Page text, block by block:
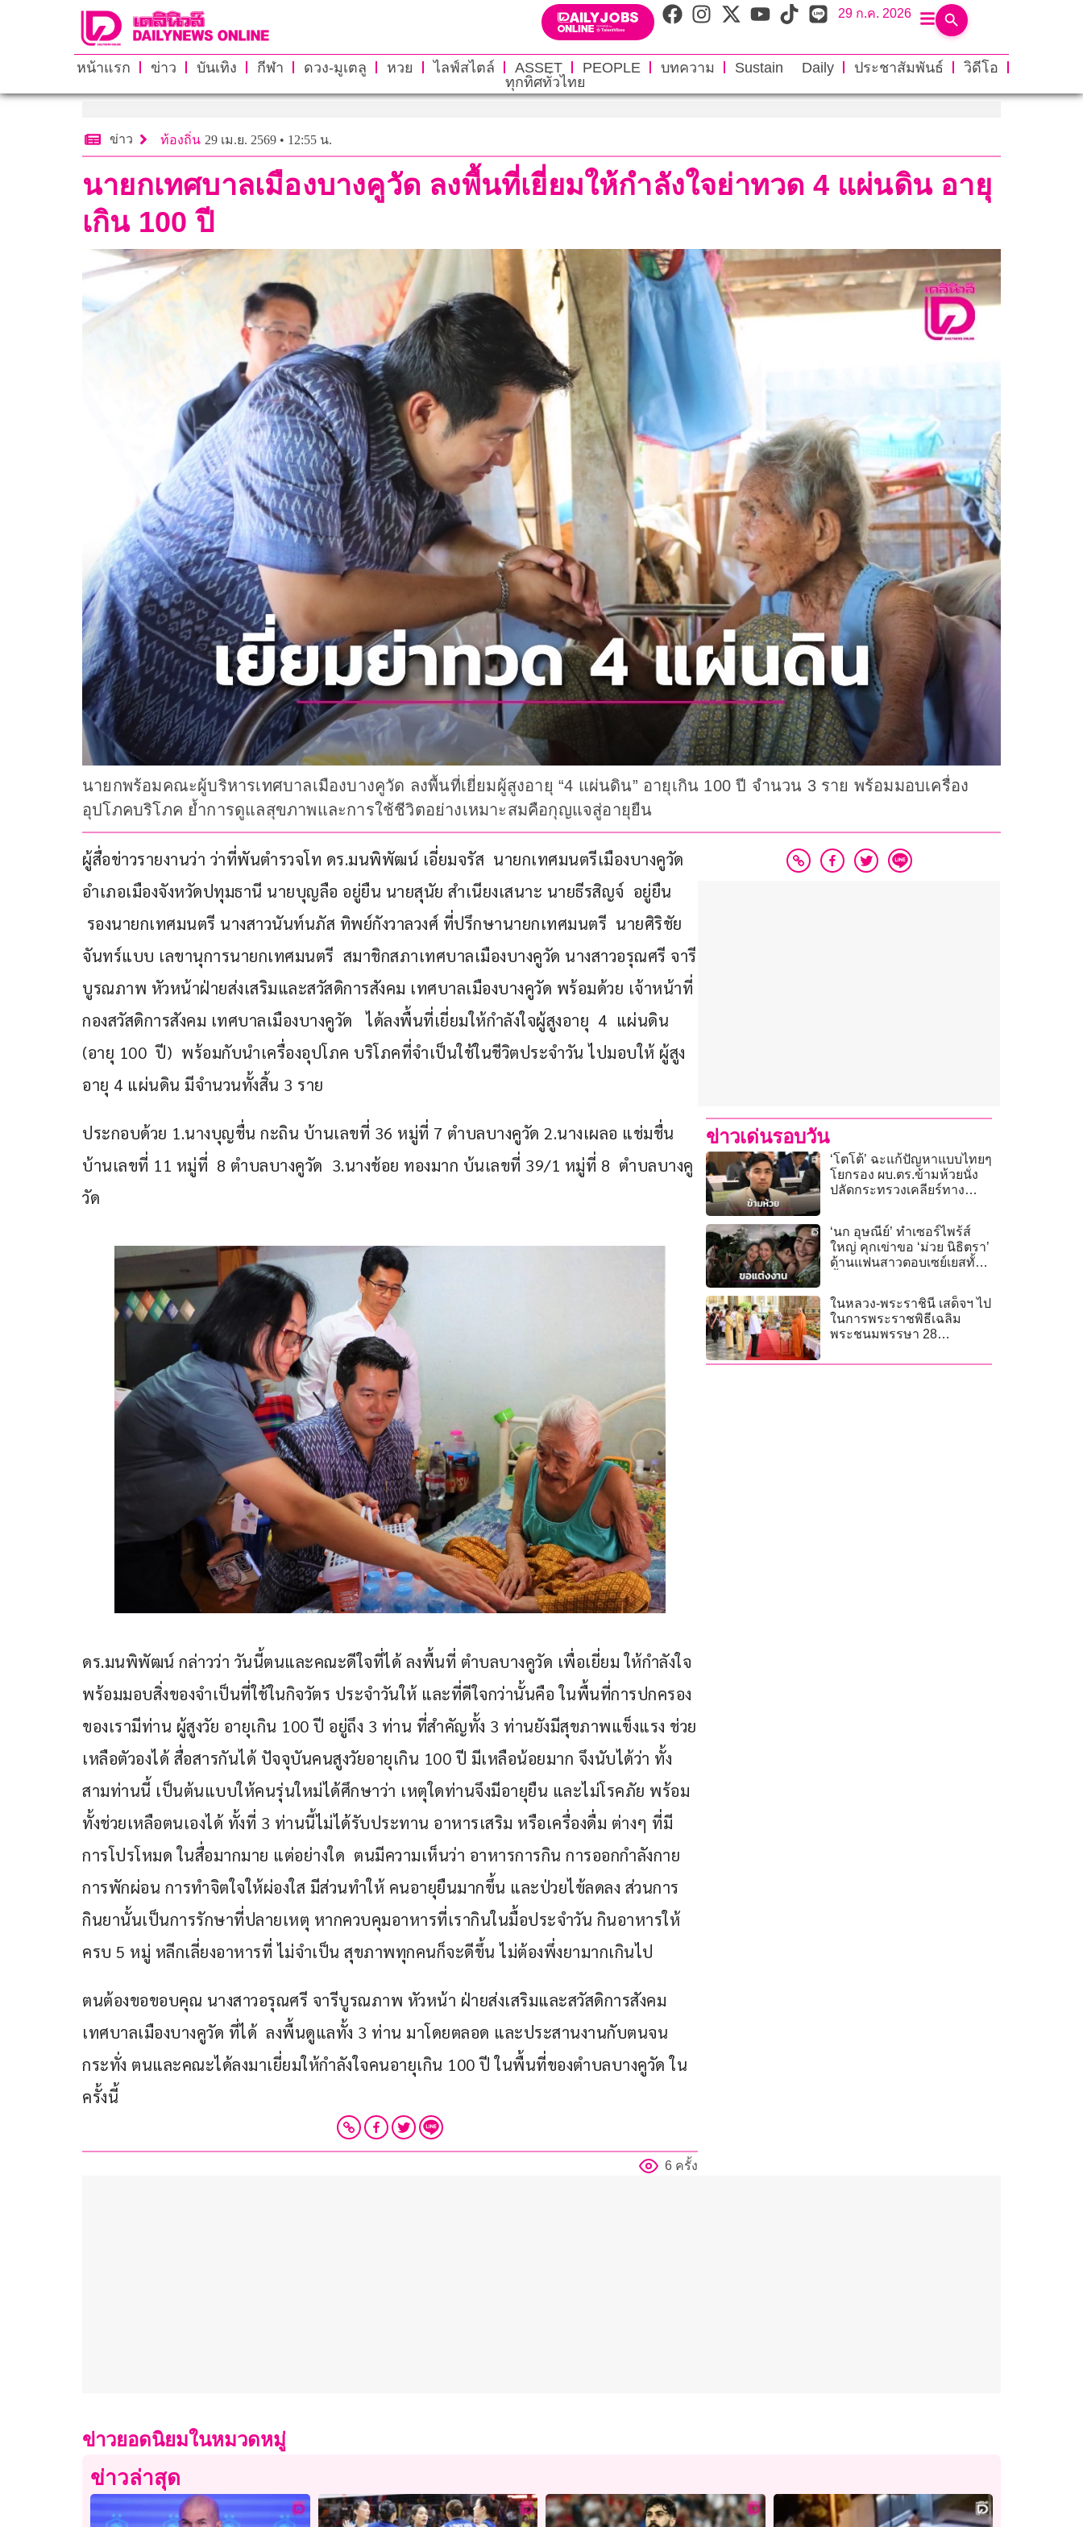
29 ก.ค. 2026
หน้าแรก ข่าว บันเทิง กีฬา ดวง-มูเตลู หวย ไลฟ์สไตล์ ASSET PEOPLE บทความ Sustain Daily ประชาสัมพันธ์
วิดีโอ
ทุกทิศทั่วไทย
ข่าว ท้องถิ่น 29 เม.ย. 2569 • 12:55 น.
นายกเทศบาลเมืองบางคูวัด ลงพื้นที่เยี่ยมให้กำลังใจย่าทวด 4 แผ่นดิน อายุ
เกิน 100 ปี
นายกพร้อมคณะผู้บริหารเทศบาลเมืองบางคูวัด ลงพื้นที่เยี่ยมผู้สูงอายุ “4 แผ่นดิน” อายุเกิน 100 ปี จำนวน 3 ราย พร้อมมอบเครื่อง
อุปโภคบริโภค ย้ำการดูแลสุขภาพและการใช้ชีวิตอย่างเหมาะสมคือกุญแจสู่อายุยืน
ผู้สื่อข่าวรายงานว่า ว่าที่พันตำรวจโท ดร.มนพิพัฒน์ เอี่ยมจรัส  นายกเทศมนตรีเมืองบางคูวัด
อำเภอเมืองจังหวัดปทุมธานี นายบุญลือ อยู่ยืน นายสุนัย สำเนียงเสนาะ นายธีรสิญจ์  อยู่ยืน
รองนายกเทศมนตรี นางสาวนันท์นภัส ทิพย์กังวาลวงศ์ ที่ปรึกษานายกเทศมนตรี  นายศิริชัย
จันทร์แบบ เลขานุการนายกเทศมนตรี  สมาชิกสภาเทศบาลเมืองบางคูวัด นางสาวอรุณศรี จารี
บูรณภาพ หัวหน้าฝ่ายส่งเสริมและสวัสดิการสังคม เทศบาลเมืองบางคูวัด พร้อมด้วย เจ้าหน้าที่
กองสวัสดิการสังคม เทศบาลเมืองบางคูวัด   ได้ลงพื้นที่เยี่ยมให้กำลังใจผู้สูงอายุ  4  แผ่นดิน
(อายุ 100  ปี)  พร้อมกับนำเครื่องอุปโภค บริโภคที่จำเป็นใช้ในชีวิตประจำวัน ไปมอบให้ ผู้สูง
อายุ 4 แผ่นดิน มีจำนวนทั้งสิ้น 3 ราย
ประกอบด้วย 1.นางบุญชื่น กะถิน บ้านเลขที่ 36 หมู่ที่ 7 ตำบลบางคูวัด 2.นางเผลอ แช่มชื่น
บ้านเลขที่ 11 หมู่ที่  8 ตำบลบางคูวัด  3.นางช้อย ทองมาก บ้นเลขที่ 39/1 หมู่ที่ 8  ตำบลบางคู
วัด
ดร.มนพิพัฒน์ กล่าวว่า วันนี้ตนและคณะดีใจที่ได้ ลงพื้นที่ ตำบลบางคูวัด เพื่อเยี่ยม ให้กำลังใจ
พร้อมมอบสิ่งของจำเป็นที่ใช้ในกิจวัตร ประจำวันให้ และที่ดีใจกว่านั้นคือ ในพื้นที่การปกครอง
ของเรามีท่าน ผู้สูงวัย อายุเกิน 100 ปี อยู่ถึง 3 ท่าน ที่สำคัญทั้ง 3 ท่านยังมีสุขภาพแข็งแรง ช่วย
เหลือตัวองได้ สื่อสารกันได้ ปัจจุบันคนสูงวัยอายุเกิน 100 ปี มีเหลือน้อยมาก จึงนับได้ว่า ทั้ง
สามท่านนี้ เป็นต้นแบบให้คนรุ่นใหม่ได้ศึกษาว่า เหตุใดท่านจึงมีอายุยืน และไม่โรคภัย พร้อม
ทั้งช่วยเหลือตนเองได้ ทั้งที่ 3 ท่านนี้ไม่ได้รับประทาน อาหารเสริม หรือเครื่องดื่ม ต่างๆ ที่มี
การโปรโหมด ในสื่อมากมาย แต่อย่างใด  ตนมีความเห็นว่า อาหารการกิน การออกกำลังกาย
การพักผ่อน การทำจิตใจให้ผ่องใส มีส่วนทำให้ คนอายุยืนมากขึ้น และป่วยไข้ลดลง ส่วนการ
กินยานั้นเป็นการรักษาที่ปลายเหตุ หากควบคุมอาหารที่เรากินในมื้อประจำวัน กินอาหารให้
ครบ 5 หมู่ หลีกเลี่ยงอาหารที่ ไม่จำเป็น สุขภาพทุกคนก็จะดีขึ้น ไม่ต้องพึ่งยามากเกินไป
ตนต้องขอขอบคุณ นางสาวอรุณศรี จารีบูรณภาพ หัวหน้า ฝ่ายส่งเสริมและสวัสดิการสังคม
เทศบาลเมืองบางคูวัด ที่ได้  ลงพื้นดูแลทั้ง 3 ท่าน มาโดยตลอด และประสานงานกับตนจน
กระทั่ง ตนและคณะได้ลงมาเยี่ยมให้กำลังใจคนอายุเกิน 100 ปี ในพื้นที่ของตำบลบางคูวัด ใน
ครั้งนี้
6 ครั้ง
ข่าวเด่นรอบวัน
‘โตโต้’ ฉะแก้ปัญหาแบบไทยๆ
โยกรอง ผบ.ตร.ข้ามห้วยนั่ง
ปลัดกระทรวงเคลียร์ทาง
‘นก อุษณีย์’ ทำเซอร์ไพร้ส์
ใหญ่ คุกเข่าขอ ‘ม่วย นิธิตรา’
ด้านแฟนสาวตอบเซย์เยสทั้ง
ในหลวง-พระราชินี เสด็จฯ ไป
ในการพระราชพิธีเฉลิม
พระชนมพรรษา 28
ข่าวยอดนิยมในหมวดหมู่
ข่าวล่าสุด